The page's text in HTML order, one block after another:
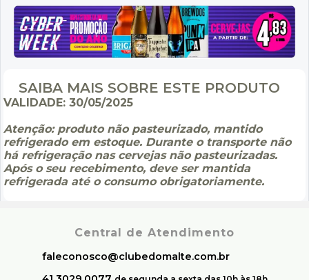
SAIBA MAIS SOBRE ESTE PRODUTO
VALIDADE: 30/05/2025
Atenção: produto não pasteurizado, mantido
refrigerado em estoque. Durante o transporte não
há refrigeração nas cervejas não pasteurizadas.
Após o seu recebimento, deve ser mantida
refrigerada até o consumo obrigatoriamente.
Central de Atendimento
faleconosco@clubedomalte.com.br